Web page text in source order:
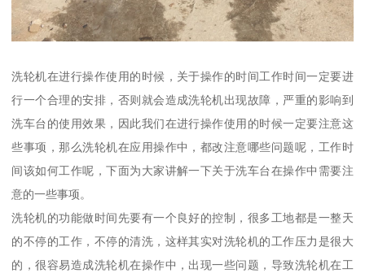
洗轮机在进行操作使用的时候，关于操作的时间工作时间一定要进
行一个合理的安排，否则就会造成洗轮机出现故障，严重的影响到
洗车台的使用效果，因此我们在进行操作使用的时候一定要注意这
些事项，那么洗轮机在应用操作中，都改注意哪些问题呢，工作时
间该如何工作呢，下面为大家讲解一下关于洗车台在操作中需要注
意的一些事项。
洗轮机的功能做时间先要有一个良好的控制，很多工地都是一整天
的不停的工作，不停的清洗，这样其实对洗轮机的工作压力是很大
的，很容易造成洗轮机在操作中，出现一些问题，导致洗轮机在工